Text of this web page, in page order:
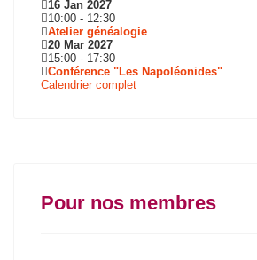
16 Jan 2027
10:00 - 12:30
Atelier généalogie
20 Mar 2027
15:00 - 17:30
Conférence "Les Napoléonides"
Calendrier complet
Pour nos membres